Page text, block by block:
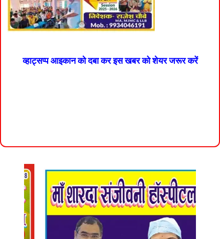
व्हाट्सप्प आइकान को दबा कर इस खबर को शेयर जरूर करें